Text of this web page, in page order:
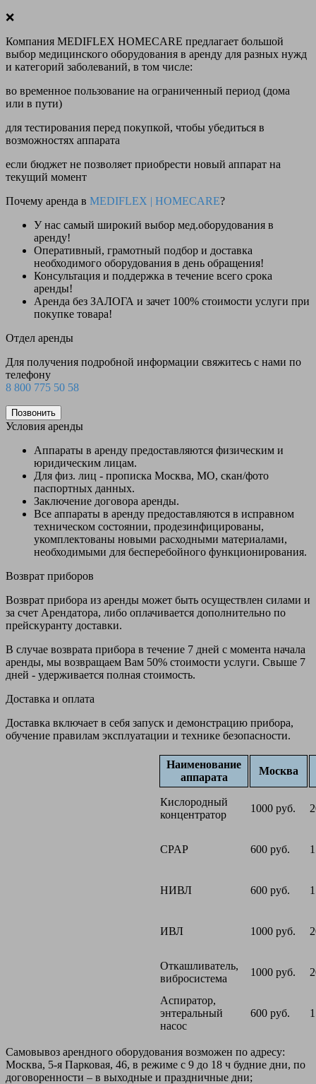
❌
Компания MEDIFLEX HOMECARE предлагает большой
выбор медицинского оборудования в аренду для разных нужд
и категорий заболеваний, в том числе:
во временное пользование на ограниченный период (дома
или в пути)
для тестирования перед покупкой, чтобы убедиться в
возможностях аппарата
если бюджет не позволяет приобрести новый аппарат на
текущий момент
Почему аренда в MEDIFLEX | HOMECARE?
У нас самый широкий выбор мед.оборудования в
аренду!
Оперативный, грамотный подбор и доставка
необходимого оборудования в день обращения!
Консультация и поддержка в течение всего срока
аренды!
Аренда без ЗАЛОГА и зачет 100% стоимости услуги при
покупке товара!
Отдел аренды
Для получения подробной информации свяжитесь с нами по
телефону
8 800 775 50 58
Позвонить
Условия аренды
Аппараты в аренду предоставляются физическим и
юридическим лицам.
Для физ. лиц - прописка Москва, МО, скан/фото
паспортных данных.
Заключение договора аренды.
Все аппараты в аренду предоставляются в исправном
техническом состоянии, продезинфицированы,
укомплектованы новыми расходными материалами,
необходимыми для бесперебойного функционирования.
Возврат приборов
Возврат прибора из аренды может быть осуществлен силами и
за счет Арендатора, либо оплачивается дополнительно по
прейскуранту доставки.
В случае возврата прибора в течение 7 дней с момента начала
аренды, мы возвращаем Вам 50% стоимости услуги. Свыше 7
дней - удерживается полная стоимость.
Доставка и оплата
Доставка включает в себя запуск и демонстрацию прибора,
обучение правилам эксплуатации и технике безопасности.
Наименование
аппарата
Москва
Кислородный
концентратор
1000 руб.
CPAP 600 руб.
НИВЛ 600 руб.
ИВЛ 1000 руб.
Откашливатель,
вибросистема
1000 руб.
Аспиратор,
энтеральный
насос
600 руб.
Самовывоз арендного оборудования возможен по адресу:
Москва, 5-я Парковая, 46, в режиме с 9 до 18 ч будние дни, по
договоренности – в выходные и праздничные дни;